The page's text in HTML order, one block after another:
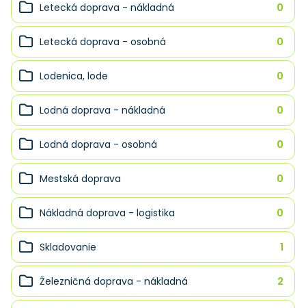
Letecká doprava - nákladná 0
Letecká doprava - osobná 0
Lodenica, lode 0
Lodná doprava - nákladná 0
Lodná doprava - osobná 0
Mestská doprava 0
Nákladná doprava - logistika 0
Skladovanie 1
Železničná doprava - nákladná 2